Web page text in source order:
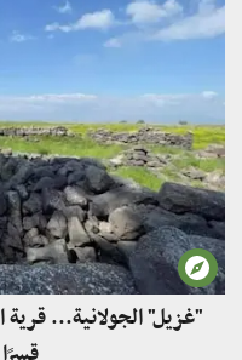
"غزيل" الجولانية... قرية